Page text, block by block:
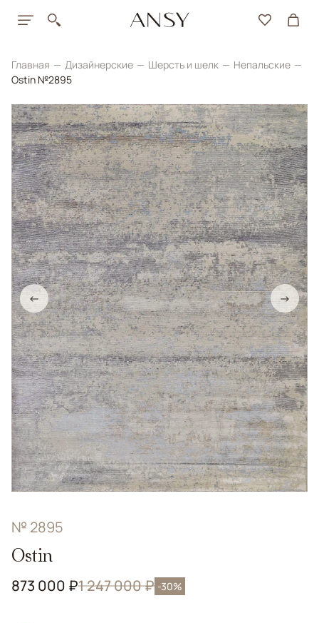
Главная Дизайнерские Шерсть и шелк
Непальские
Ostin №2895
← →
№ 2895
Ostin
873 000 ₽1 247 000 ₽ -30%